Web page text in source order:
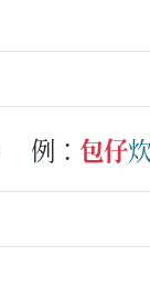
例： 包仔